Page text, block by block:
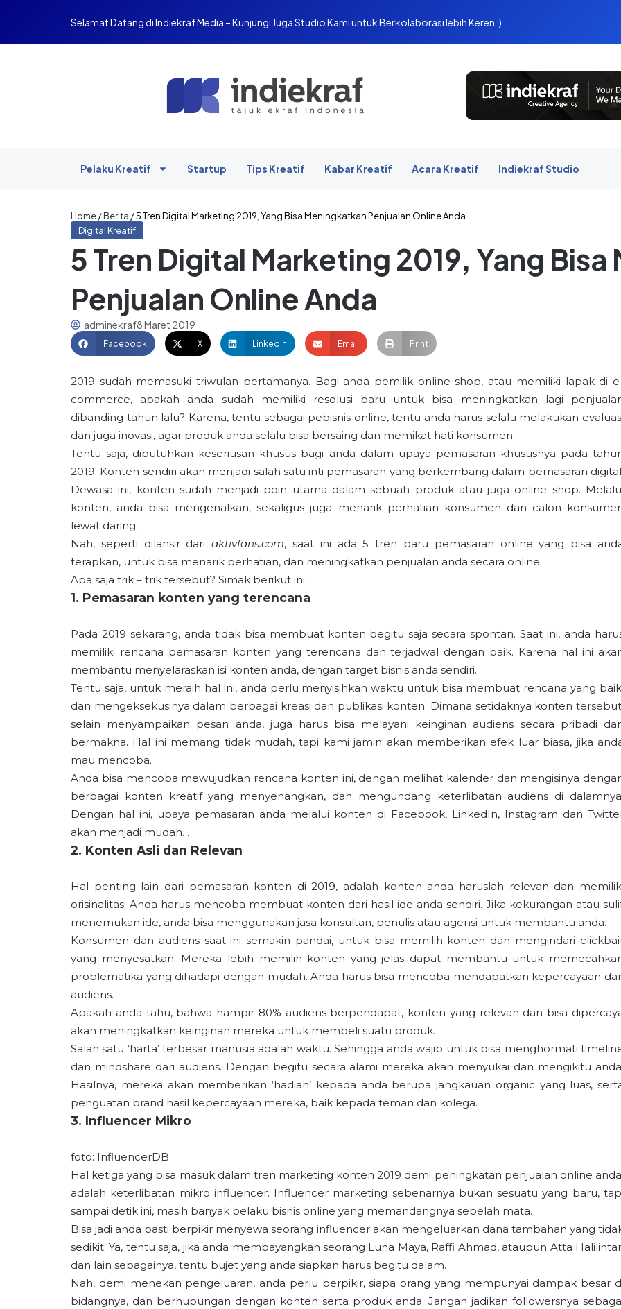
Selamat Datang di Indiekraf Media – Kunjungi Juga Studio Kami untuk Berkolaborasi lebih Keren :)
Pelaku Kreatif Startup Tips Kreatif Kabar Kreatif Acara Kreatif Indiekraf Studio
Home/Berita /5 Tren Digital Marketing 2019, Yang Bisa Meningkatkan Penjualan Online Anda
Digital Kreatif
5 Tren Digital Marketing 2019, Yang
Penjualan Online Anda
adminekraf8 Maret 2019
Facebook X LinkedIn Email Print
2019 sudah memasuki triwulan pertamanya. Bagi anda pemilik online shop, atau memiliki lapak di
commerce, apakah anda sudah memiliki resolusi baru untuk bisa meningkatkan lagi
dibanding tahun lalu? Karena, tentu sebagai pebisnis online, tentu anda harus selalu melakukan
dan juga inovasi, agar produk anda selalu bisa bersaing dan memikat hati konsumen.
Tentu saja, dibutuhkan keseriusan khusus bagi anda dalam upaya pemasaran khususnya pada
2019. Konten sendiri akan menjadi salah satu inti pemasaran yang berkembang dalam pemasaran
Dewasa ini, konten sudah menjadi poin utama dalam sebuah produk atau juga online shop.
konten, anda bisa mengenalkan, sekaligus juga menarik perhatian konsumen dan calon
lewat daring.
Nah, seperti dilansir dariaktivfans.com, saat ini ada 5 tren baru pemasaran online yang bisa
terapkan, untuk bisa menarik perhatian, dan meningkatkan penjualan anda secara online.
Apa saja trik – trik tersebut? Simak berikut ini:
1. Pemasaran konten yang terencana
Pada 2019 sekarang, anda tidak bisa membuat konten begitu saja secara spontan. Saat ini, anda
memiliki rencana pemasaran konten yang terencana dan terjadwal dengan baik. Karena hal ini
membantu menyelaraskan isi konten anda, dengan target bisnis anda sendiri.
Tentu saja, untuk meraih hal ini, anda perlu menyisihkan waktu untuk bisa membuat rencana yang
dan mengeksekusinya dalam berbagai kreasi dan publikasi konten. Dimana setidaknya konten
selain menyampaikan pesan anda, juga harus bisa melayani keinginan audiens secara pribadi
bermakna. Hal ini memang tidak mudah, tapi kami jamin akan memberikan efek luar biasa, jika
mau mencoba.
Anda bisa mencoba mewujudkan rencana konten ini, dengan melihat kalender dan mengisinya
berbagai konten kreatif yang menyenangkan, dan mengundang keterlibatan audiens di
Dengan hal ini, upaya pemasaran anda melalui konten di Facebook, LinkedIn, Instagram dan
akan menjadi mudah. .
2. Konten Asli dan Relevan
Hal penting lain dari pemasaran konten di 2019, adalah konten anda haruslah relevan dan
orisinalitas. Anda harus mencoba membuat konten dari hasil ide anda sendiri. Jika kekurangan atau
menemukan ide, anda bisa menggunakan jasa konsultan, penulis atau agensi untuk membantu anda.
Konsumen dan audiens saat ini semakin pandai, untuk bisa memilih konten dan mengindari
yang menyesatkan. Mereka lebih memilih konten yang jelas dapat membantu untuk
problematika yang dihadapi dengan mudah. Anda harus bisa mencoba mendapatkan kepercayaan
audiens.
Apakah anda tahu, bahwa hampir 80% audiens berpendapat, konten yang relevan dan bisa
akan meningkatkan keinginan mereka untuk membeli suatu produk.
Salah satu ‘harta’ terbesar manusia adalah waktu. Sehingga anda wajib untuk bisa menghormati
dan mindshare dari audiens. Dengan begitu secara alami mereka akan menyukai dan mengikitu
Hasilnya, mereka akan memberikan ‘hadiah’ kepada anda berupa jangkauan organic yang luas,
penguatan brand hasil kepercayaan mereka, baik kepada teman dan kolega.
3. Influencer Mikro
foto: InfluencerDB
Hal ketiga yang bisa masuk dalam tren marketing konten 2019 demi peningkatan penjualan online
adalah keterlibatan mikro influencer. Influencer marketing sebenarnya bukan sesuatu yang baru,
sampai detik ini, masih banyak pelaku bisnis online yang memandangnya sebelah mata.
Bisa jadi anda pasti berpikir menyewa seorang influencer akan mengeluarkan dana tambahan yang
sedikit. Ya, tentu saja, jika anda membayangkan seorang Luna Maya, Raffi Ahmad, ataupun Atta
dan lain sebagainya, tentu bujet yang anda siapkan harus begitu dalam.
Nah, demi menekan pengeluaran, anda perlu berpikir, siapa orang yang mempunyai dampak besar
bidangnya, dan berhubungan dengan konten serta produk anda. Jangan jadikan followersnya